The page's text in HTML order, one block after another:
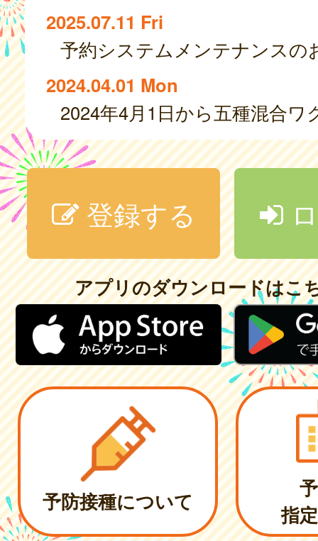
2025.07.11 Fri
予約システムメンテナンスの
2024.04.01 Mon
登録する
アプリのダウンロードはこ
予防接種について
指